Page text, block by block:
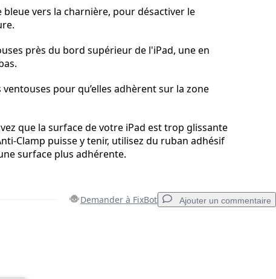
bleue vers la charnière, pour désactiver le
près du bord supérieur de l'iPad, une en
ventouses pour qu’elles adhèrent sur la zone
que la surface de votre iPad est trop glissante
Clamp puisse y tenir, utilisez du ruban adhésif
surface plus adhérente.
Demander à FixBot Ajouter un commentaire